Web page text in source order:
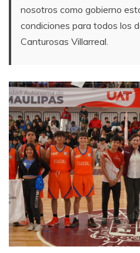
nosotros como gobierno
condiciones para todos los
Canturosas Villarreal.